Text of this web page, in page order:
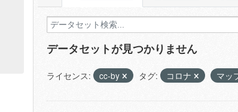
データセットが見つかりません
ライセンス: cc-by タグ: コロナ マッ